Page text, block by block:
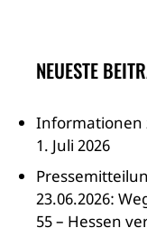
NEUESTE
Informationen
1. Juli 2026
23.06.2026:
55 – Hessen